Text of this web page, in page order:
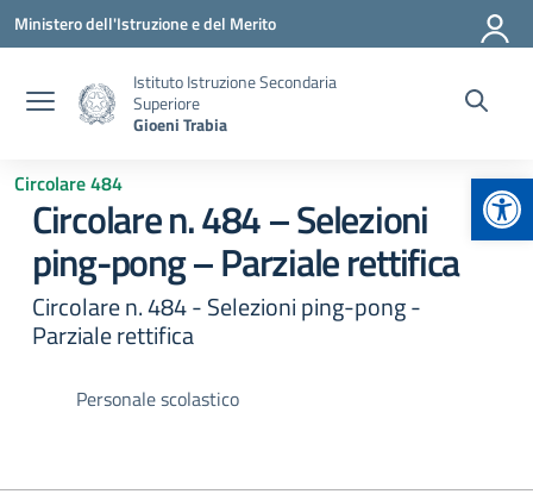
Vai ai contenuti
Vai al menu di navigazione
Vai al footer
Ministero dell'Istruzione e del Merito
Istituto Istruzione Secondaria
Superiore
Gioeni Trabia
Circolare 484
Circolare n. 484 – Selezioni
ping-pong – Parziale rettifica
Circolare n. 484 - Selezioni ping-pong -
Parziale rettifica
Personale scolastico